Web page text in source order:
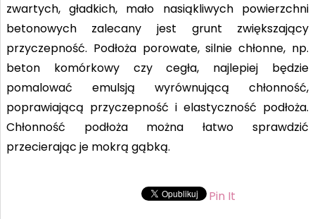
zwartych, gładkich, mało nasiąkliwych powierzchni
betonowych zalecany jest grunt zwiększający
przyczepność. Podłoża porowate, silnie chłonne, np.
beton komórkowy czy cegła, najlepiej będzie
pomalować emulsją wyrównującą chłonność,
poprawiającą przyczepność i elastyczność podłoża.
Chłonność podłoża można łatwo sprawdzić
przecierając je mokrą gąbką.
Pin It